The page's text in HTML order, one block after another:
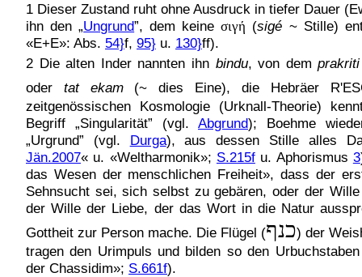
1 Dieser Zustand ruht ohne Ausdruck in tiefer Dauer
ihn den „Ungrund”, dem keineσιγή (sigé ~ Stille)
«E+E»: Abs. 54}f, 95} u. 130}ff).
2 Die alten Inder nannten ihn bindu, von demprakriti
oder tat ekam(~ dies Eine), die Hebräer
zeitgenössischen Kosmologie (Urknall-Theorie)
Begriff „Singularität” (vgl. Abgrund); Boehme
„Urgrund” (vgl. Durga), aus dessen Stille alles
Jän.2007« u. «Weltharmonik»; S.215fu. Aphorismus 3
das Wesen der menschlichen Freiheit», dass der
Sehnsucht sei, sich selbst zu gebären, oder der
der Wille der Liebe, der das Wort in die Natur
Gottheit zur Person mache. Die Flügel (כנף) der
tragen den Urimpuls und bilden so den
der Chassidim»; S.661f).